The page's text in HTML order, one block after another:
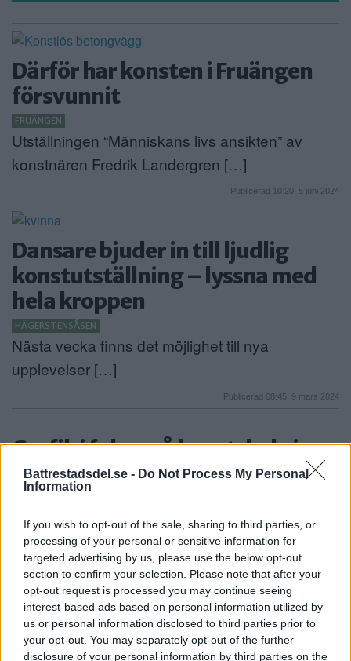
Battrestadsdel.se - Do Not Process My Personal
Information
If you wish to opt-out of the sale, sharing to third parties, or
processing of your personal or sensitive information for
targeted advertising by us, please use the below opt-out
section to confirm your selection. Please note that after your
opt-out request is processed you may continue seeing
interest-based ads based on personal information utilized by
us or personal information disclosed to third parties prior to
your opt-out. You may separately opt-out of the further
disclosure of your personal information by third parties on the
Därför har konsten i Fruängen
försvunnit
FRUÄNGEN
Utställningen “Människans livs ansikten” av
konstnären Fredrik Landergren […]
Publicerad 10:20, 5 juni 2024
Dansare bjuder in till ljudlig
konstutställning – lyssna med
hela kroppen
HÄGERSTENSÅSEN
Nästa vecka finns det möjlighet till nya
upplevelser […]
Publicerad 08:45, 9 mars 2024
Grafik i fokus på konstskola i
Sätra: Därför vill vi vara en del av
lokalkulturen
SÄTRA
Ett par hundra meter från Sätra centrum finns
[…]
Publicerad 15:30, 5 januari 2024
Anrik musikförening flyttar till